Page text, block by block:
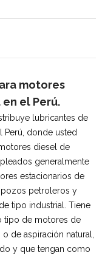
motores
el Perú.
lubricantes de
Perú, donde usted
diesel de
generalmente
estacionarios de
petroleros y
tipo industrial. Tiene
tipo de motores de
de aspiración natural,
y que tengan como